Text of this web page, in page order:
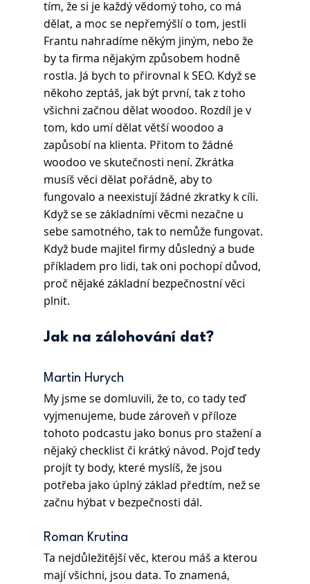
tím, že si je každý vědomý toho, co má
dělat, a moc se nepřemýšlí o tom, jestli
Frantu nahradíme někým jiným, nebo že
by ta firma nějakým způsobem hodně
rostla. Já bych to přirovnal k SEO. Když se
někoho zeptáš, jak být první, tak z toho
všichni začnou dělat woodoo. Rozdíl je v
tom, kdo umí dělat větší woodoo a
zapůsobí na klienta. Přitom to žádné
woodoo ve skutečnosti není. Zkrátka
musíš věci dělat pořádně, aby to
fungovalo a neexistují žádné zkratky k cíli.
Když se se základními věcmi nezačne u
sebe samotného, tak to nemůže fungovat.
Když bude majitel firmy důsledný a bude
příkladem pro lidi, tak oni pochopí důvod,
proč nějaké základní bezpečnostní věci
plnit.
Jak na zálohování dat?
Martin Hurych
My jsme se domluvili, že to, co tady teď
vyjmenujeme, bude zároveň v příloze
tohoto podcastu jako bonus pro stažení a
nějaký checklist či krátký návod. Pojď tedy
projít ty body, které myslíš, že jsou
potřeba jako úplný základ předtím, než se
začnu hýbat v bezpečnosti dál.
Roman Krutina
Ta nejdůležitější věc, kterou máš a kterou
mají všichni, jsou data. To znamená,